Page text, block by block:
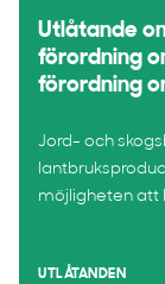
Utlåtande
förordning
förordning
Jord- och
möjligheten att
UTLÅTANDEN